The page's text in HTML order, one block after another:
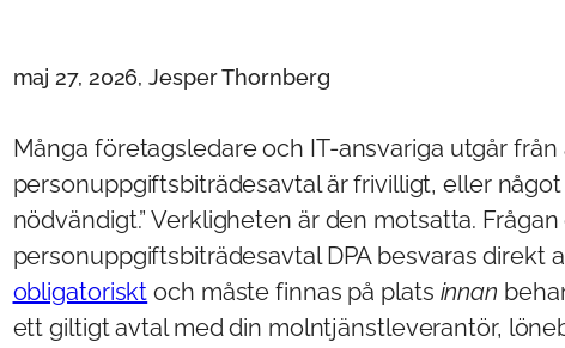
maj 27, 2026, Jesper Thornberg
Många företagsledare och IT-ansvariga utgår
personuppgiftsbiträdesavtal är frivilligt, eller
nödvändigt.” Verkligheten är den motsatta.
personuppgiftsbiträdesavtal DPA besvaras direkt
obligatoriskt och måste finnas på plats innan
ett giltigt avtal med din molntjänstleverantör,